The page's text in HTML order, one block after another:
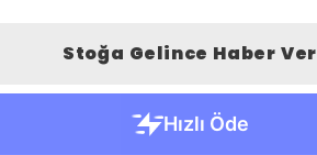
Stoğa Gelince Haber Ver